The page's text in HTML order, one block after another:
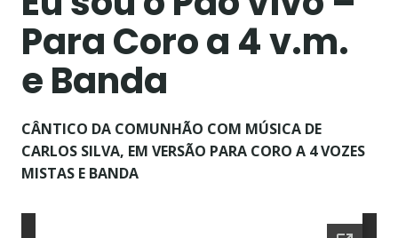
Para Coro a 4 v.m.
e Banda
CÂNTICO DA COMUNHÃO COM MÚSICA DE
CARLOS SILVA, EM VERSÃO PARA CORO A 4 VOZES
MISTAS E BANDA